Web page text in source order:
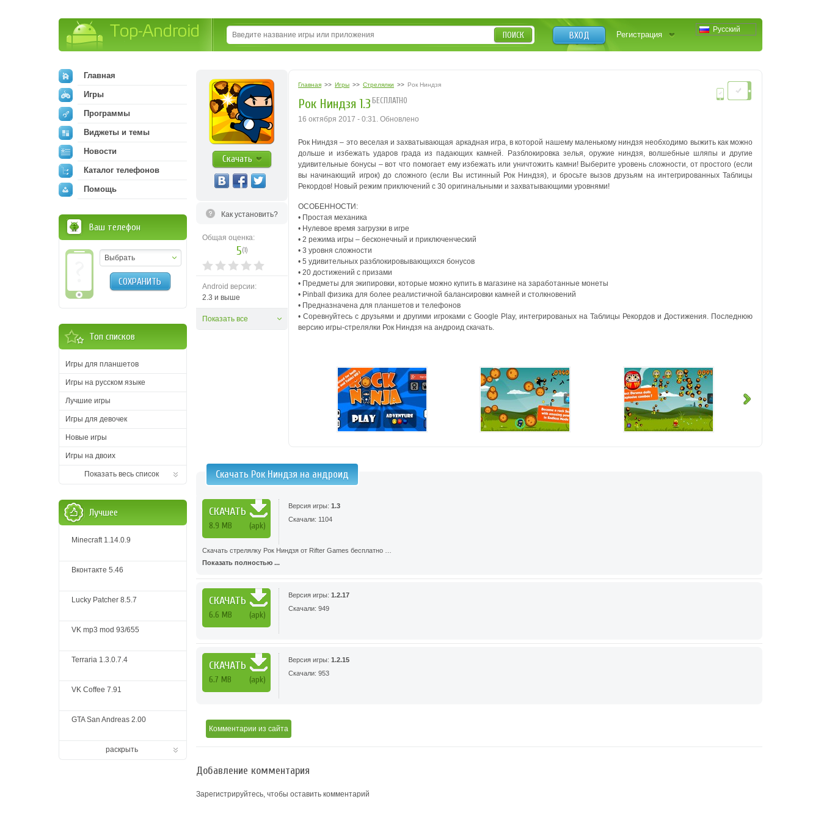
Русский
ВХОД Регистрация
ПОИСК
Скачать
Как установить?
Общая оценка:
5(1)
Android версии:
2.3 и выше
Показать все
Главная >> Игры >> Стрелялки >> Рок Ниндзя
Рок Ниндзя 1.3 БЕСПЛАТНО
16 октября 2017 - 0:31. Обновлено
Рок Ниндзя – это веселая и захватывающая аркадная игра, в которой нашему маленькому ниндзя необходимо выжить как можно
дольше и избежать ударов града из падающих камней. Разблокировка зелья, оружие ниндзя, волшебные шляпы и другие
удивительные бонусы – вот что помогает ему избежать или уничтожить камни! Выберите уровень сложности, от простого (если
вы начинающий игрок) до сложного (если Вы истинный Рок Ниндзя), и бросьте вызов друзьям на интегрированных Таблицы
Рекордов! Новый режим приключений с 30 оригинальными и захватывающими уровнями!
ОСОБЕННОСТИ:
• Простая механика
• Нулевое время загрузки в игре
• 2 режима игры – бесконечный и приключенческий
• 3 уровня сложности
• 5 удивительных разблокировывающихся бонусов
• 20 достижений с призами
• Предметы для экипировки, которые можно купить в магазине на заработанные монеты
• Pinball физика для более реалистичной балансировки камней и столкновений
• Предназначена для планшетов и телефонов
• Соревнуйтесь с друзьями и другими игроками с Google Play, интегрированых на Таблицы Рекордов и Достижения. Последнюю
версию игры-стрелялки Рок Ниндзя на андроид скачать.
Скачать Рок Ниндзя на андроид
СКАЧАТЬ
8.9 MB (apk)
Версия игры: 1.3
Скачали: 1104
Скачать стрелялку Рок Ниндзя от Rifter Games бесплатно …
Показать полностью ...
СКАЧАТЬ
6.6 MB (apk)
Версия игры: 1.2.17
Скачали: 949
СКАЧАТЬ
6.7 MB (apk)
Версия игры: 1.2.15
Скачали: 953
Комментарии из сайта
Добавление комментария
Зарегистрируйтесь, чтобы оставить комментарий
Главная
Игры
Программы
Виджеты и темы
Новости
Каталог телефонов
Помощь
Ваш телефон
Выбрать
СОХРАНИТЬ
Топ списков
Игры для планшетов
Игры на русском языке
Лучшие игры
Игры для девочек
Новые игры
Игры на двоих
Показать весь список
Лучшее
Minecraft 1.14.0.9
Вконтакте 5.46
Lucky Patcher 8.5.7
VK mp3 mod 93/655
Terraria 1.3.0.7.4
VK Coffee 7.91
GTA San Andreas 2.00
раскрыть